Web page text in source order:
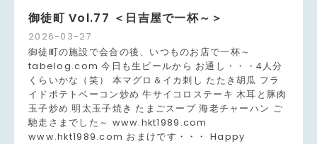
2026-03-27
御徒町 Vol.77 ＜日吉屋で一杯～＞
御徒町の施設で会合の後、いつものお店で一杯～
tabelog.com 今日も生ビールから お通し・・・4人分
くらいかな（笑） 本マグロ＆イカ刺し たたき胡瓜 フラ
イドポテトベーコン炒め 牛サイコロステーキ 木耳と豚肉
玉子炒め 明太玉子焼き たまごスープ 海老チャーハン ご
馳走さまでした～ www.hkt1989.com
www.hkt1989.com おまけです・・・ Happy